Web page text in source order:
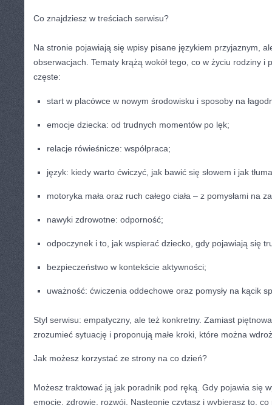
Co znajdziesz w treściach serwisu?
Na stronie pojawiają się wpisy pisane językiem przyjaznym,
obserwacjach. Tematy krążą wokół tego, co w życiu rodziny i
częste:
start w placówce w nowym środowisku i sposoby na
emocje dziecka: od trudnych momentów po lęk;
relacje rówieśnicze: współpraca;
język: kiedy warto ćwiczyć, jak bawić się słowem i jak
motoryka mała oraz ruch całego ciała – z pomysłami na
nawyki zdrowotne: odporność;
odpoczynek i to, jak wspierać dziecko, gdy pojawiają się
bezpieczeństwo w kontekście aktywności;
uważność: ćwiczenia oddechowe oraz pomysły na kącik
Styl serwisu: empatyczny, ale też konkretny. Zamiast
zrozumieć sytuację i proponują małe kroki, które można
Jak możesz korzystać ze strony na co dzień?
Możesz traktować ją jak poradnik pod ręką. Gdy pojawia się
emocje, zdrowie, rozwój. Następnie czytasz i wybierasz to,